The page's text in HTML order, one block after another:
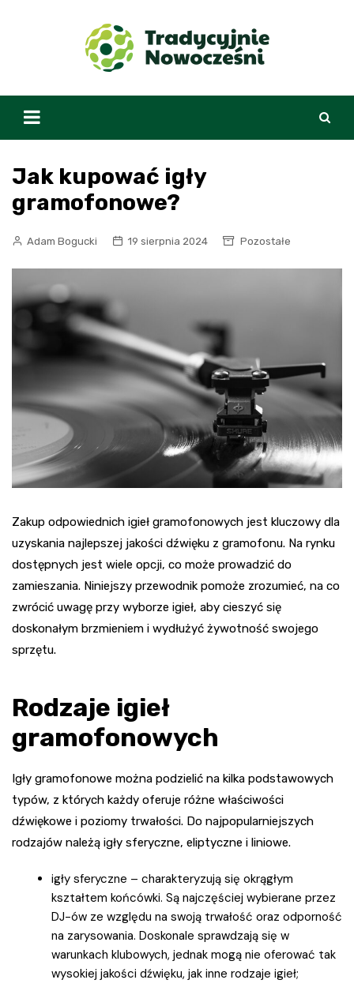
Jak kupować igły
gramofonowe?
Adam Bogucki 19 sierpnia 2024 Pozostałe
Zakup odpowiednich igieł gramofonowych jest kluczowy dla
uzyskania najlepszej jakości dźwięku z gramofonu. Na rynku
dostępnych jest wiele opcji, co może prowadzić do
zamieszania. Niniejszy przewodnik pomoże zrozumieć, na co
zwrócić uwagę przy wyborze igieł, aby cieszyć się
doskonałym brzmieniem i wydłużyć żywotność swojego
sprzętu.
Rodzaje igieł
gramofonowych
Igły gramofonowe można podzielić na kilka podstawowych
typów, z których każdy oferuje różne właściwości
dźwiękowe i poziomy trwałości. Do najpopularniejszych
rodzajów należą igły sferyczne, eliptyczne i liniowe.
igły sferyczne – charakteryzują się okrągłym
kształtem końcówki. Są najczęściej wybierane przez
DJ-ów ze względu na swoją trwałość oraz odporność
na zarysowania. Doskonale sprawdzają się w
warunkach klubowych, jednak mogą nie oferować tak
wysokiej jakości dźwięku, jak inne rodzaje igieł;